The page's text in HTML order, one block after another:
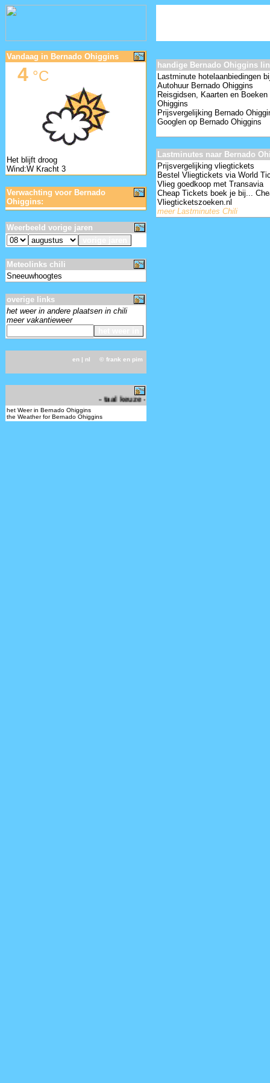
Vandaag in Bernado Ohiggins
4 °C
Het blijft droog
Wind:W Kracht 3
Verwachting voor Bernado
Ohiggins:
Weerbeeld vorige jaren
Meteolinks chili
Sneeuwhoogtes
overige links
het weer in andere plaatsen in chili
meer vakantieweer
en | nl © frank en pim
- taal keuze - choose your language -
het Weer in Bernado Ohiggins
the Weather for Bernado Ohiggins
handige Bernado Ohiggins
Lastminute hotelaanbiedingen
Autohuur Bernado Ohiggins
Reisgidsen, Kaarten en Boeken
Ohiggins
Prijsvergelijking Bernado
Googlen op Bernado Ohiggins
Lastminutes naar Bernado
Prijsvergelijking vliegtickets
Bestel Vliegtickets via World
Vlieg goedkoop met Transavia
Cheap Tickets boek je bij...
Vliegticketszoeken.nl
meer Lastminutes Chili